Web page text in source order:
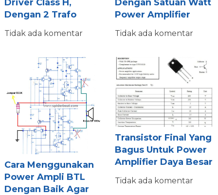
Driver Class H,
Dengan 2 Trafo
Tidak ada komentar
Dengan Satuan Watt
Power Amplifier
Tidak ada komentar
Cara Menggunakan
Power Ampli BTL
Dengan Baik Agar
Transistor Final Yang
Bagus Untuk Power
Amplifier Daya Besar
Tidak ada komentar